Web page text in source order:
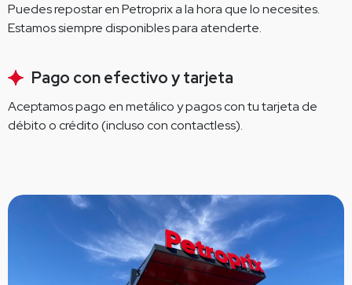
Puedes repostar en Petroprix a la hora que lo necesites.
Estamos siempre disponibles para atenderte.
Pago con efectivo y tarjeta
Aceptamos pago en metálico y pagos con tu tarjeta de
débito o crédito (incluso con contactless).